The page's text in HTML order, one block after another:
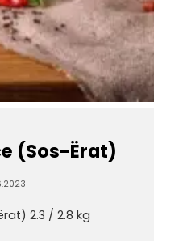
(Sos-Ërat)
2.3 / 2.8 kg